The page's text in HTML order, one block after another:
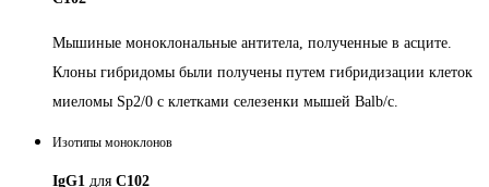
Мышиные моноклональные антитела, полученные в асците.
Клоны гибридомы были получены путем гибридизации клеток
миеломы Sp2/0 с клетками селезенки мышей Balb/c.
Изотипы моноклонов
IgG1 для C102